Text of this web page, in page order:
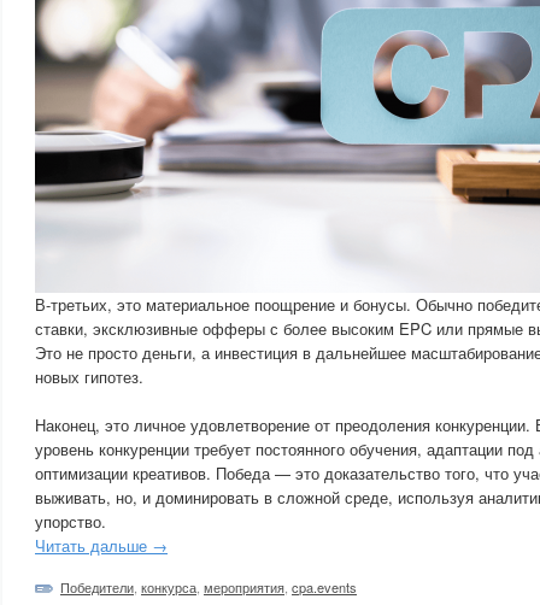
В-третьих, это материальное поощрение и бонусы. Обычно
ставки, эксклюзивные офферы с более высоким EPC или прямые
Это не просто деньги, а инвестиция в дальнейшее
новых гипотез.
Наконец, это личное удовлетворение от преодоления
уровень конкуренции требует постоянного обучения, адаптации
оптимизации креативов. Победа — это доказательство того, что
выживать, но, и доминировать в сложной среде, используя
упорство.
Читать дальше →
Победители конкурса мероприятия cpa.events